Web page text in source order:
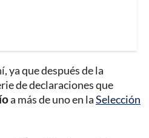
ya que después de la
de declaraciones que
a más de uno en laSelección